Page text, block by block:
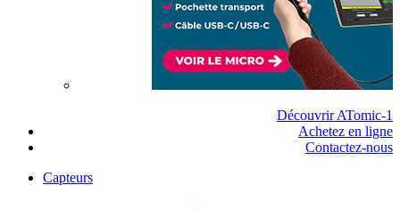
Découvrir ATomic-1
Achetez en ligne
Contactez-nous
Capteurs